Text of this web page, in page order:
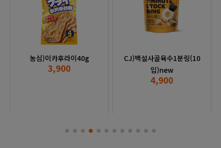
농심)이카후라이40g
3,900
CJ)백설사골육수1분링(10
입)new
4,900